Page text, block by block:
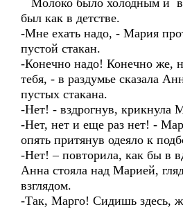
Молоко было холодным и
был как в детстве.
-Мне ехать надо, - Мария
пустой стакан.
-Конечно надо! Конечно же,
тебя, - в раздумье сказала
пустых стакана.
-Нет! - вздрогнув, крикнула
-Нет, нет и еще раз нет! -
опять притянув одеяло к
-Нет! – повторила, как бы в
Анна стояла над Марией,
взглядом.
-Так, Марго! Сидишь здесь,